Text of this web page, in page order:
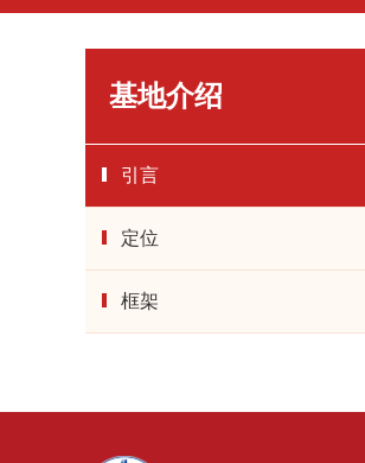
基地介绍
引言
定位
框架